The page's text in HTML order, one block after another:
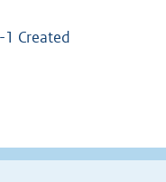
Created